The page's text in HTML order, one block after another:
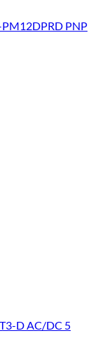
PNP
D AC/DC 5